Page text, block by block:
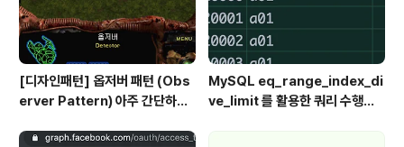
[디자인패턴] 옵저버 패턴 (Obs
erver Pattern) 아주 간단하게
MySQL eq_range_index_di
ve_limit 를 활용한 쿼리 수행시